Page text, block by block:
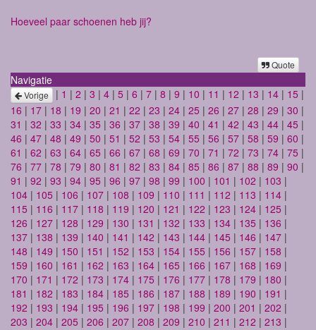
Hoeveel paar schoenen heb jij?
Quote
Navigatie
Vorige | 1 | 2 | 3 | 4 | 5 | 6 | 7 | 8 | 9 | 10 | 11 | 12 | 13 | 14 | 15 |
16 | 17 | 18 | 19 | 20 | 21 | 22 | 23 | 24 | 25 | 26 | 27 | 28 | 29 | 30 |
31 | 32 | 33 | 34 | 35 | 36 | 37 | 38 | 39 | 40 | 41 | 42 | 43 | 44 | 45 |
46 | 47 | 48 | 49 | 50 | 51 | 52 | 53 | 54 | 55 | 56 | 57 | 58 | 59 | 60 |
61 | 62 | 63 | 64 | 65 | 66 | 67 | 68 | 69 | 70 | 71 | 72 | 73 | 74 | 75 |
76 | 77 | 78 | 79 | 80 | 81 | 82 | 83 | 84 | 85 | 86 | 87 | 88 | 89 | 90 |
91 | 92 | 93 | 94 | 95 | 96 | 97 | 98 | 99 | 100 | 101 | 102 | 103 |
104 | 105 | 106 | 107 | 108 | 109 | 110 | 111 | 112 | 113 | 114 |
115 | 116 | 117 | 118 | 119 | 120 | 121 | 122 | 123 | 124 | 125 |
126 | 127 | 128 | 129 | 130 | 131 | 132 | 133 | 134 | 135 | 136 |
137 | 138 | 139 | 140 | 141 | 142 | 143 | 144 | 145 | 146 | 147 |
148 | 149 | 150 | 151 | 152 | 153 | 154 | 155 | 156 | 157 | 158 |
159 | 160 | 161 | 162 | 163 | 164 | 165 | 166 | 167 | 168 | 169 |
170 | 171 | 172 | 173 | 174 | 175 | 176 | 177 | 178 | 179 | 180 |
181 | 182 | 183 | 184 | 185 | 186 | 187 | 188 | 189 | 190 | 191 |
192 | 193 | 194 | 195 | 196 | 197 | 198 | 199 | 200 | 201 | 202 |
203 | 204 | 205 | 206 | 207 | 208 | 209 | 210 | 211 | 212 | 213 |